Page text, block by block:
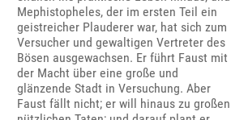
Mephistopheles, der im ersten Teil ein
geistreicher Plauderer war, hat sich zum
Versucher und gewaltigen Vertreter des
Bösen ausgewachsen. Er führt Faust mit
der Macht über eine große und
glänzende Stadt in Versuchung. Aber
Faust fällt nicht; er will hinaus zu großen